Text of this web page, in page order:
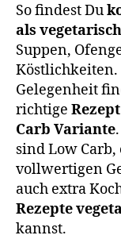
So findest Du
als
Suppen,
Köstlichkeiten.
Gelegenheit
richtige
Carb Variante
sind Low
vollwertigen
auch extra
Rezepte
kannst.